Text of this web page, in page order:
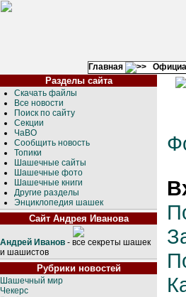
Главная
Разделы сайта
Скачать файлы
Все новости
Поиск по сайту
Секции
ЧаВО
Сообщить новость
Топики
Шашечные сайты
Шашечные фото
Шашечные книги
Другие разделы
Энциклопедия шашек
Сайт Андрея Иванова
Андрей Иванов - все секреты шашек
и шашистов
Рубрики новостей
Шашечный мир
Чекерс